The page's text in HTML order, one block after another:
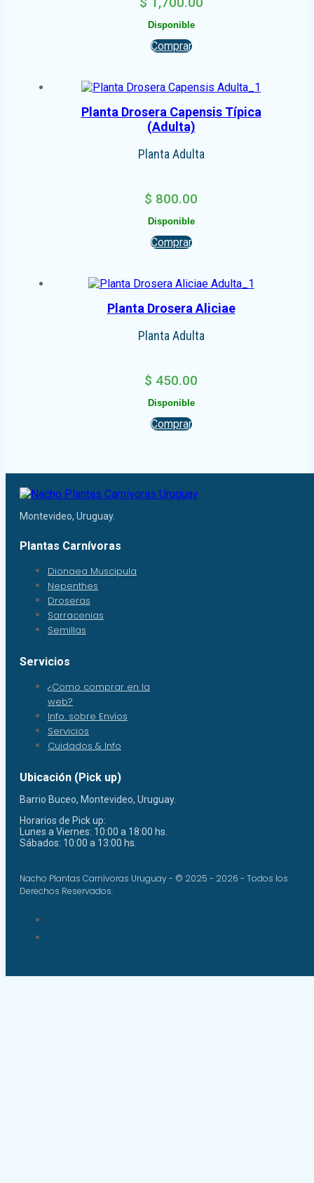
Disponible
Comprar
Planta Drosera Capensis Típica
(Adulta)
Planta Adulta
$ 800.00
Disponible
Comprar
Planta Drosera Aliciae
Planta Adulta
$ 450.00
Disponible
Comprar
Montevideo, Uruguay.
Plantas Carnívoras
Dionaea Muscipula
Nepenthes
Droseras
Sarracenias
Semillas
Servicios
¿Como comprar en la
web?
Info. sobre Envíos
Servicios
Cuidados & Info
Ubicación (Pick up)
Barrio Buceo, Montevideo, Uruguay.
Horarios de Pick up:
Lunes a Viernes: 10:00 a 18:00 hs.
Sábados: 10:00 a 13:00 hs.
Nacho Plantas Carnívoras Uruguay - © 2025 - 2026 - Todos los
Derechos Reservados.